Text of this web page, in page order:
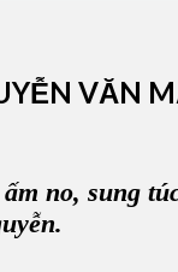
VĂN
no, sung